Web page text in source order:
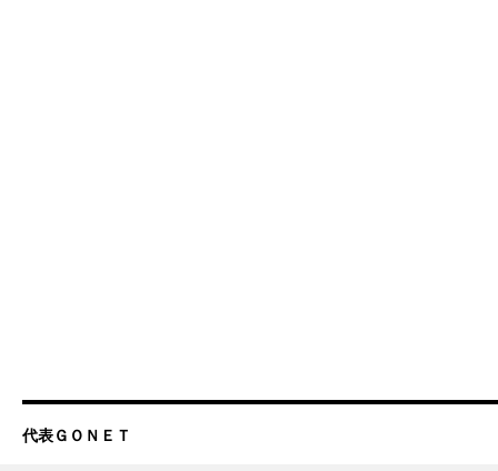
代表ＧＯＮＥＴ